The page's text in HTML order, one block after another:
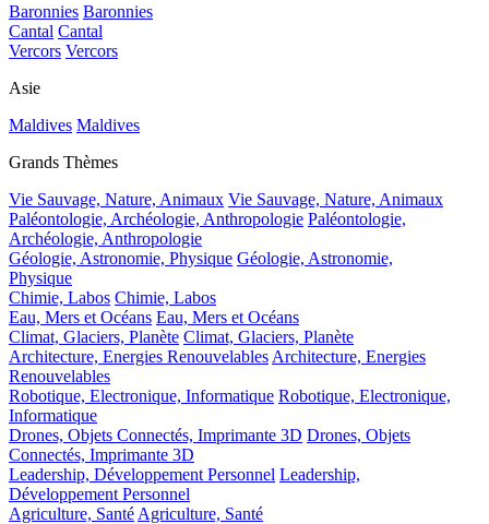
Baronnies Baronnies
Cantal Cantal
Vercors Vercors
Asie
Maldives Maldives
Grands Thèmes
Vie Sauvage, Nature, Animaux Vie Sauvage, Nature, Animaux
Paléontologie, Archéologie, Anthropologie Paléontologie,
Archéologie, Anthropologie
Géologie, Astronomie, Physique Géologie, Astronomie,
Physique
Chimie, Labos Chimie, Labos
Eau, Mers et Océans Eau, Mers et Océans
Climat, Glaciers, Planète Climat, Glaciers, Planète
Architecture, Energies Renouvelables Architecture, Energies
Renouvelables
Robotique, Electronique, Informatique Robotique, Electronique,
Informatique
Drones, Objets Connectés, Imprimante 3D Drones, Objets
Connectés, Imprimante 3D
Leadership, Développement Personnel Leadership,
Développement Personnel
Agriculture, Santé Agriculture, Santé